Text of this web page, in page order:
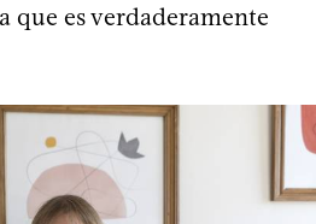
que es verdaderamente